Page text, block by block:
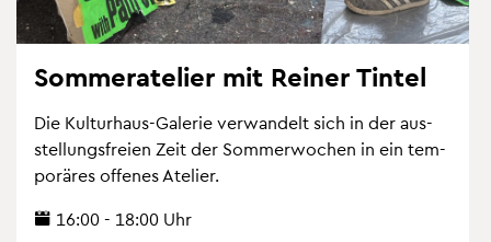
Som­mer­ate­lier mit Rei­ner Tin­tel
Die Kul­tur­haus-Ga­le­rie ver­wan­delt sich in der aus­
stel­lungs­frei­en Zeit der Som­mer­wo­chen in ein tem­
po­rä­res of­fe­nes Ate­lier.
16:00 - 18:00 Uhr